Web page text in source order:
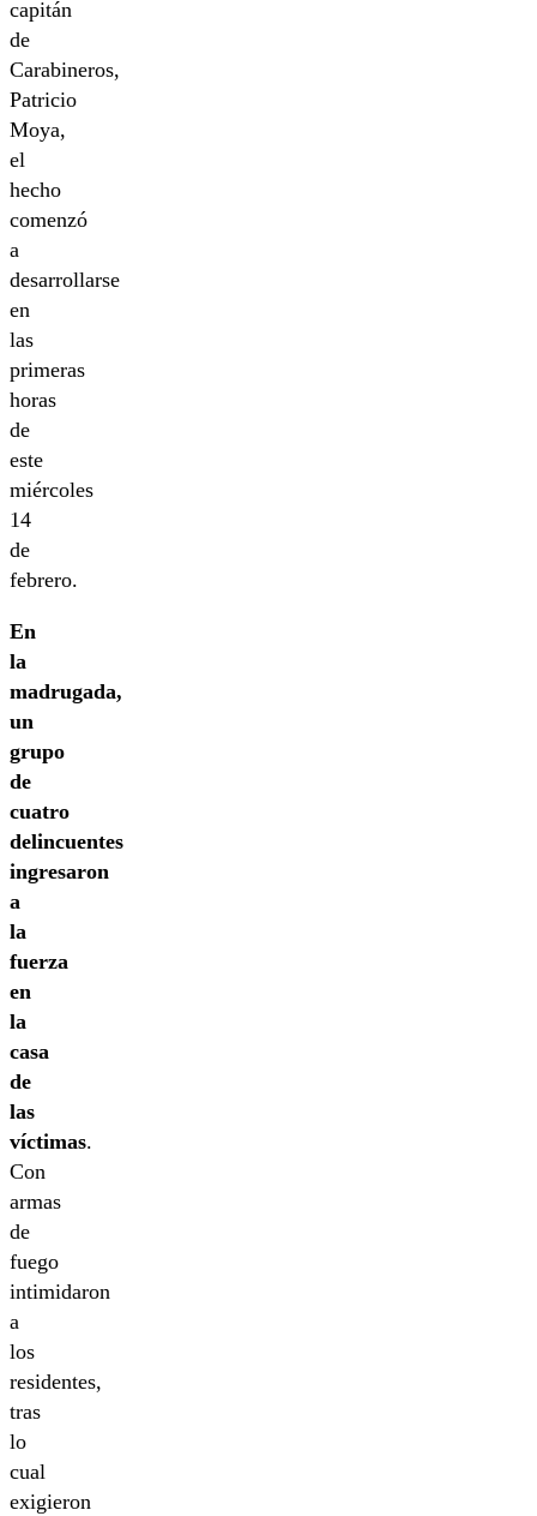
capitán
de
Carabineros,
Patricio
Moya,
el
hecho
comenzó
a
desarrollarse
en
las
primeras
horas
de
este
miércoles
14
de
febrero.
En
la
madrugada,
un
grupo
de
cuatro
delincuentes
ingresaron
a
la
fuerza
en
la
casa
de
las
víctimas.
Con
armas
de
fuego
intimidaron
a
los
residentes,
tras
lo
cual
exigieron